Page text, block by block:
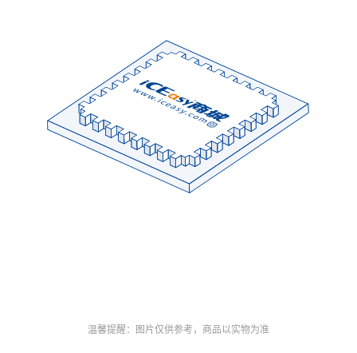
温馨提醒：图片仅供参考，商品以实物为准